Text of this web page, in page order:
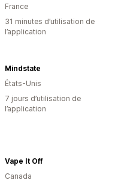
France
31 minutes d’utilisation de
l’application
Mindstate
États-Unis
7 jours d’utilisation de
l’application
Vape It Off
Canada